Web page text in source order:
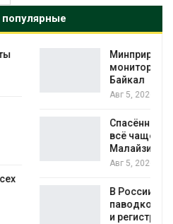
утвердило единую систему
и оценки нагрузки на
от исчезновения крокодилы
правила защиты от
рыболовства